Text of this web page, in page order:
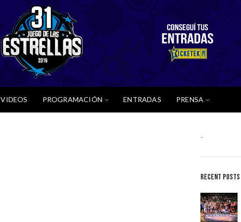
VIDEOS PROGRAMACIÓN ENTRADAS PRENSA
-
RECENT POSTS